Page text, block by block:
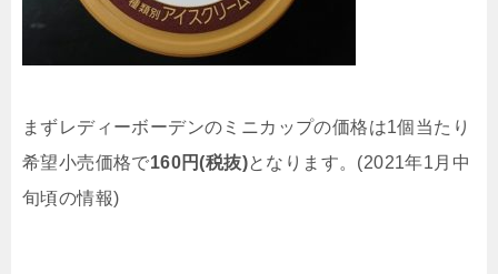
まずレディーボーデンのミニカップの価格は1個当たり
希望小売価格で160円(税抜)となります。(2021年1月中
旬頃の情報)